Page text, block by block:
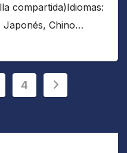
compartida)Idiomas:
Japonés, Chino…
4